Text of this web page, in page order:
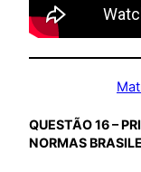
QUESTÃO 16 –
NORMAS